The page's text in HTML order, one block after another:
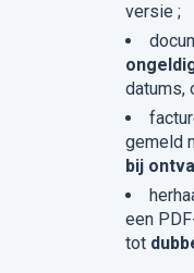
versie ;
datums,
gemeld
bij
een
tot